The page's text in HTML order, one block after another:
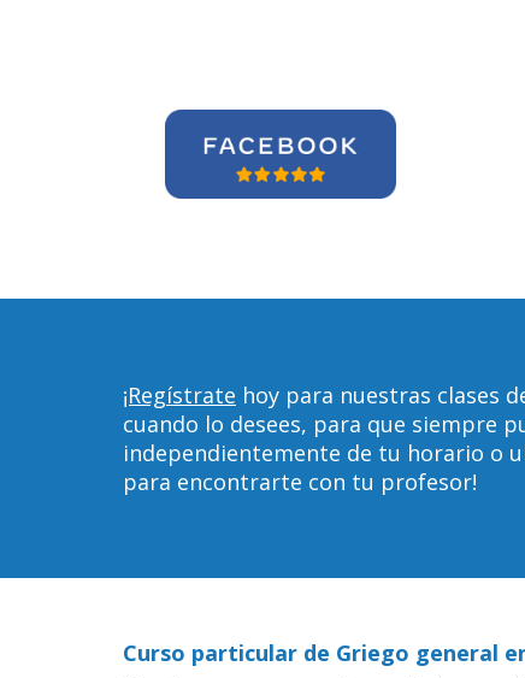
¡Regístrate hoy para nuestras clases
cuando lo desees, para que siempre
independientemente de tu horario o
para encontrarte con tu profesor!
Curso particular de Griego general